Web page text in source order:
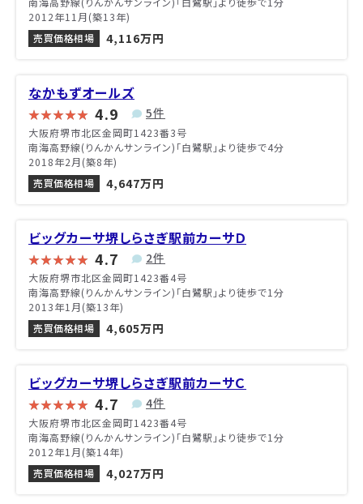
2012年11月(築13年)
売買価格相場
4,116万円
なかもずオールズ
4.9 5件
大阪府堺市北区金岡町1423番3号
南海高野線(りんかんサンライン)「白鷺駅」より徒歩で4分
2018年2月(築8年)
売買価格相場
4,647万円
ビッグカーサ堺しらさぎ駅前カーサＤ
4.7 2件
大阪府堺市北区金岡町1423番4号
南海高野線(りんかんサンライン)「白鷺駅」より徒歩で1分
2013年1月(築13年)
売買価格相場
4,605万円
ビッグカーサ堺しらさぎ駅前カーサＣ
4.7 4件
大阪府堺市北区金岡町1423番4号
南海高野線(りんかんサンライン)「白鷺駅」より徒歩で1分
2012年1月(築14年)
売買価格相場
4,027万円